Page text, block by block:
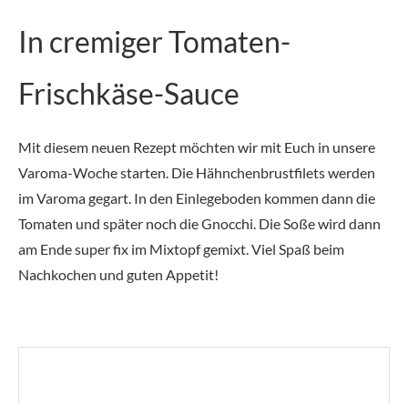
In cremiger Tomaten-
Frischkäse-Sauce
Mit diesem neuen Rezept möchten wir mit Euch in unsere
Varoma-Woche starten. Die Hähnchenbrustfilets werden
im Varoma gegart. In den Einlegeboden kommen dann die
Tomaten und später noch die Gnocchi. Die Soße wird dann
am Ende super fix im Mixtopf gemixt. Viel Spaß beim
Nachkochen und guten Appetit!